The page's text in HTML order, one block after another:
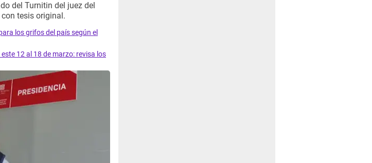
del Turnitin del juez del
tesis original.
los grifos del país según el
12 al 18 de marzo: revisa los